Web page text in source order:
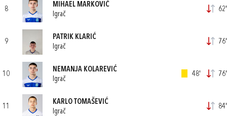
8
MIHAEL MARKOVIĆ
Igrač
62'
9
PATRIK KLARIĆ
Igrač
76'
10
NEMANJA KOLAREVIĆ
Igrač
48' 76'
11
KARLO TOMAŠEVIĆ
Igrač
84'